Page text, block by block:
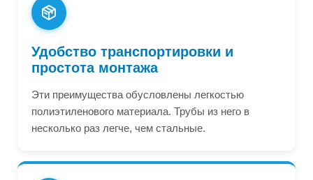
Удобство транспортировки и
простота монтажа
Эти преимущества обусловлены легкостью
полиэтиленового материала. Трубы из него в
несколько раз легче, чем стальные.